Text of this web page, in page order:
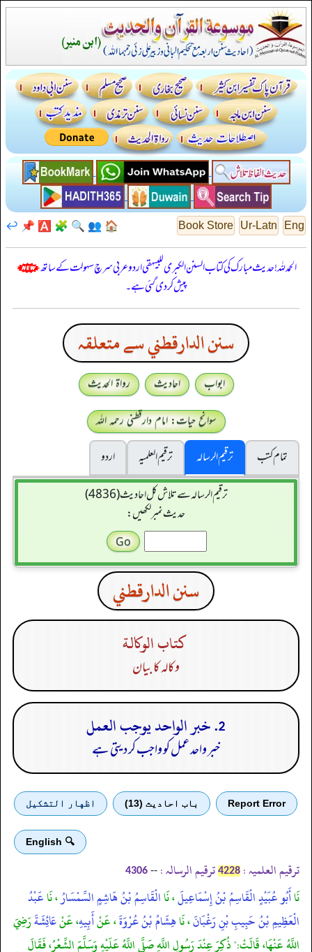
Eng
Ur-Latn
Book Store
🏠
👥
🔍
🧩
🅰️
📌
↩️
الحمدللہ! حدیث مبارک کی کتاب السنن الكبرى للبيهقي اردو عربی سرچ سہولت کے ساتھ
پیش کر دی گئی ہے۔
سنن الدارقطني سے متعلقہ
ابواب احادیث
رواۃ الحدیث
سوانح حیات: امام دارقطنی رحمہ اللہ
تمام کتب
ترقیم الرسالہ ترقیم العلمیہ
اردو
ترقیم الرسالہ سے تلاش کل احادیث (4836)
حدیث نمبر لکھیں:
سنن الدارقطني
كتاب الوكالة
وکالہ کا بیان
2. خبر الواحد يوجب العمل
خبر واحد عمل کو واجب کر دیتی ہے
Report Error باب احادیث (13) اظهار التشكيل
🔍 English
ترقیم العلمیہ : 4228 ترقیم الرسالہ : --
4306
نَاأَبُو عُبَيْدٍ الْقَاسِمُ بْنُ إِسْمَاعِيلَ، نَاالْقَاسِمُ بْنُ هَاشِمٍ السِّمْسَارُ، نَاعَبْدُ
الْعَظِيمِ بْنُ حَبِيبِ بْنِ رَغْبَانَ، نَاهِشَامُ بْنُ عُرْوَةَ، عَنْأَبِيهِ، عَنْعَائِشَةَرَضِيَ
اللَّهُ عَنْهَا، قَالَتْ:" ذُكِرَ عِنْدَ رَسُولِ اللَّهِ صَلَّى اللَّهُ عَلَيْهِ وَسَلَّمَ الشِّعْرُ، فَقَالَ